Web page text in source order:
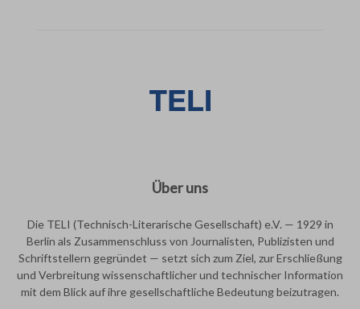
Über uns
Die TELI (Technisch-Literarische Gesellschaft) e.V. — 1929 in
Berlin als Zusammenschluss von Journalisten, Publizisten und
Schriftstellern gegründet — setzt sich zum Ziel, zur Erschließung
und Verbreitung wissenschaftlicher und technischer Information
mit dem Blick auf ihre gesellschaftliche Bedeutung beizutragen.